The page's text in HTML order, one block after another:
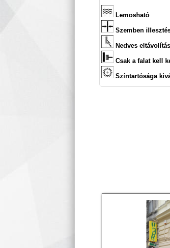
Lemosható
Szemben
Nedves eltávolítás
Csak a falat kell
Színtartósága